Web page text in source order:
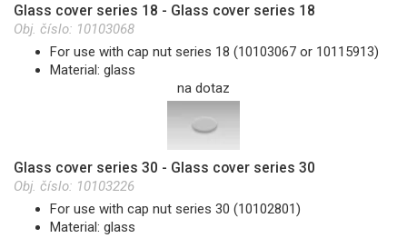
Glass cover series 18 - Glass cover series 18
Obj. číslo: 10103068
For use with cap nut series 18 (10103067 or 10115913)
Material: glass
na dotaz
Glass cover series 30 - Glass cover series 30
Obj. číslo: 10103226
For use with cap nut series 30 (10102801)
Material: glass